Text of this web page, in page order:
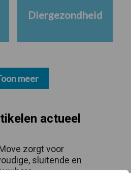
Diergezondheid
meer
actueel
zorgt voor
sluitende en